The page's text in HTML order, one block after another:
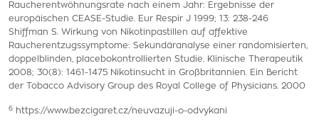
Raucherentwöhnungsrate nach einem Jahr: Ergebnisse der
europäischen CEASE-Studie. Eur Respir J 1999; 13: 238-246
Shiffman S. Wirkung von Nikotinpastillen auf affektive
Raucherentzugssymptome: Sekundäranalyse einer randomisierten,
doppelblinden, placebokontrollierten Studie. Klinische Therapeutik
2008; 30(8): 1461-1475 Nikotinsucht in Großbritannien. Ein Bericht
der Tobacco Advisory Group des Royal College of Physicians. 2000
6 https://www.bezcigaret.cz/neuvazuji-o-odvykani